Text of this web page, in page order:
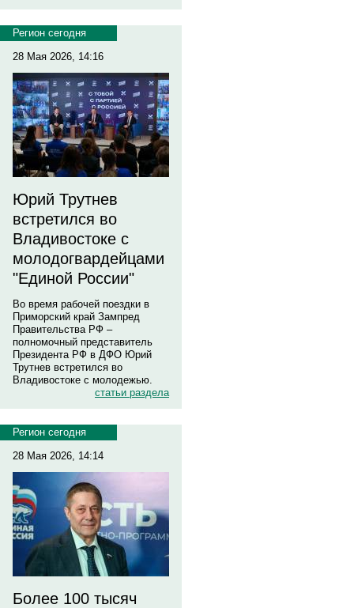
Регион сегодня
28 Мая 2026, 14:16
Юрий Трутнев
встретился во
Владивостоке с
молодогвардейцами
"Единой России"
Во время рабочей поездки в
Приморский край Зампред
Правительства РФ –
полномочный представитель
Президента РФ в ДФО Юрий
Трутнев встретился во
Владивостоке с молодежью.
статьи раздела
Регион сегодня
28 Мая 2026, 14:14
Более 100 тысяч